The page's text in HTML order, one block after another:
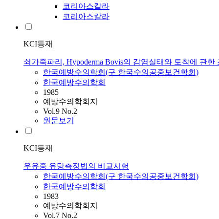
코리아스칼라
코리아스칼라
KCI등재
쇠가죽파리, Hypoderma Bovis의 감염실태와 토착에 관한
한국예방수의학회(구 한국수의공중보건학회)
한국예방수의학회
1985
예방수의학회지
Vol.9 No.2
원문보기
KCI등재
우유중 유당측정법의 비교시험
한국예방수의학회(구 한국수의공중보건학회)
한국예방수의학회
1983
예방수의학회지
Vol.7 No.2